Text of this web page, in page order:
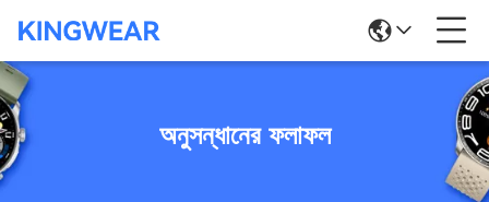
অনুসন্ধানের ফলাফল